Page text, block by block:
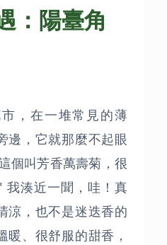
：陽臺角
，在一堆常見的薄
邊，它就那麼不起眼
個叫芳香萬壽菊，很
我湊近一聞，哇！真
涼，也不是迷迭香的
暖、很舒服的甜香，